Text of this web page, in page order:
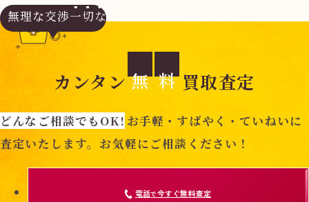
無理な交渉一切なし
カンタン 無 料 買取査定
どんなご相談でもOK! お手軽・すばやく・ていねいに
査定いたします。お気軽にご相談ください！
電話で今すぐ無料査定